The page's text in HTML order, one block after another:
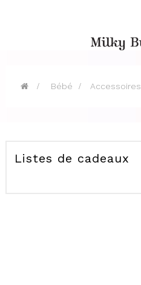
> Bébé > Accessoires
Listes de cadeaux